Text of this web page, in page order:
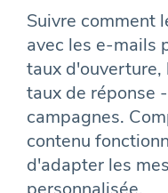
Suivre comment
avec les e-mails
taux d'ouverture,
taux de réponse
campagnes.
contenu
d'adapter les